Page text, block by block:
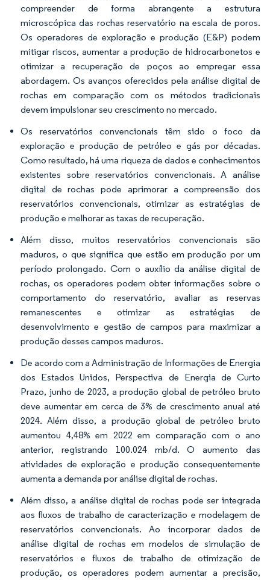
compreender de forma abrangente a estrutura
microscópica das rochas reservatório na escala de poros.
Os operadores de exploração e produção (E&P) podem
mitigar riscos, aumentar a produção de hidrocarbonetos e
otimizar a recuperação de poços ao empregar essa
abordagem. Os avanços oferecidos pela análise digital de
rochas em comparação com os métodos tradicionais
devem impulsionar seu crescimento no mercado.
Os reservatórios convencionais têm sido o foco da
exploração e produção de petróleo e gás por décadas.
Como resultado, há uma riqueza de dados e conhecimentos
existentes sobre reservatórios convencionais. A análise
digital de rochas pode aprimorar a compreensão dos
reservatórios convencionais, otimizar as estratégias de
produção e melhorar as taxas de recuperação.
Além disso, muitos reservatórios convencionais são
maduros, o que significa que estão em produção por um
período prolongado. Com o auxílio da análise digital de
rochas, os operadores podem obter informações sobre o
comportamento do reservatório, avaliar as reservas
remanescentes e otimizar as estratégias de
desenvolvimento e gestão de campos para maximizar a
produção desses campos maduros.
De acordo com a Administração de Informações de Energia
dos Estados Unidos, Perspectiva de Energia de Curto
Prazo, junho de 2023, a produção global de petróleo bruto
deve aumentar em cerca de 3% de crescimento anual até
2024. Além disso, a produção global de petróleo bruto
aumentou 4,48% em 2022 em comparação com o ano
anterior, registrando 100.024 mb/d. O aumento das
atividades de exploração e produção consequentemente
aumenta a demanda por análise digital de rochas.
Além disso, a análise digital de rochas pode ser integrada
aos fluxos de trabalho de caracterização e modelagem de
reservatórios convencionais. Ao incorporar dados de
análise digital de rochas em modelos de simulação de
reservatórios e fluxos de trabalho de otimização de
produção, os operadores podem aumentar a precisão,